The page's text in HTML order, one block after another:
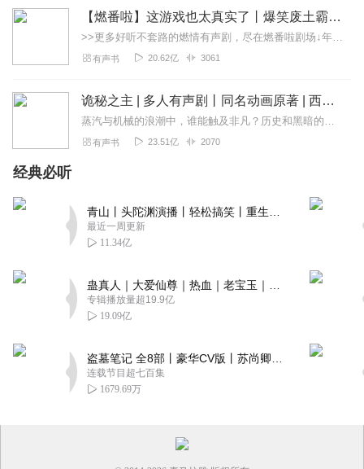
【燃番啦】这游戏也太真实了丨爆笑废土霸榜神作丨紫襟剧社制作
>>更多好听不套路的燃情有声剧，尽在燃番啦剧场↓年度重磅推荐本专辑为VIP免费专辑每天上午10点5集更新，订阅可以听到最新内容哦！每周抽一个专辑五星优质评论送...
有声书 20.62亿 3061
诡秘之主 | 多人有声剧丨同名动画原著 | 西幻克苏鲁 | 乌贼作品
蒸汽与机械的浪潮中，谁能触及非凡？历史和黑暗的迷雾里，又是谁在耳语？我从诡秘中醒来，睁眼看见这个世界：枪械，大炮，巨舰，飞空艇，差分机；魔药，占卜，诅咒，倒吊人...
有声书 23.51亿 2070
经典必听
最近一周更新
11.34亿
专辑播放量超19.9亿
19.09亿
连载节目超七百集
1679.69万